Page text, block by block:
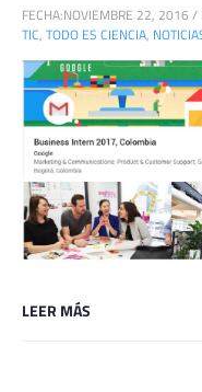
FECHA:NOVIEMBRE 22, 2016 /
TIC, TODO ES CIENCIA,
LEER MÁS